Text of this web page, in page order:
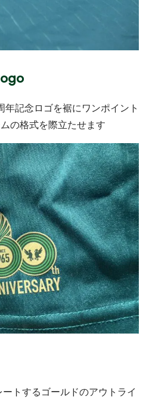
記念ロゴを裾にワンポイント
の格式を際立たせます
トするゴールドのアウトライ